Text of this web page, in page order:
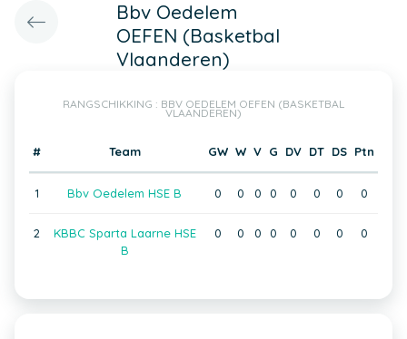
Bbv Oedelem
OEFEN (Basketbal
Vlaanderen)
RANGSCHIKKING : BBV OEDELEM OEFEN (BASKETBAL
VLAANDEREN)
# Team GW W V G DV DT DS Ptn
1 Bbv Oedelem HSE B 0 0 0 0 0 0 0 0
2
KBBC Sparta Laarne HSE
B
0 0 0 0 0 0 0 0